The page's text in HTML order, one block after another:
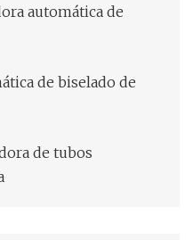
automática de
de biselado de
de tubos